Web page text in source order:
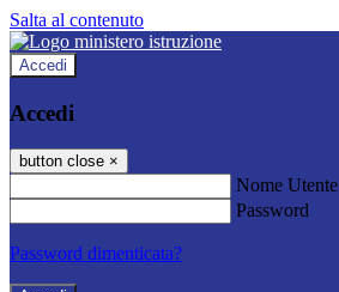
Salta al contenuto
Accedi
Accedi
button close ×
Nome Utente
Password
Password dimenticata?